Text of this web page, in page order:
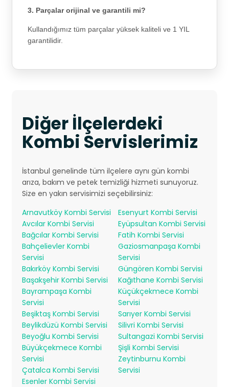
3. Parçalar orijinal ve garantili mi?
Kullandığımız tüm parçalar yüksek kaliteli ve 1 YIL
garantilidir.
Diğer İlçelerdeki
Kombi Servislerimiz
İstanbul genelinde tüm ilçelere aynı gün kombi
arıza, bakım ve petek temizliği hizmeti sunuyoruz.
Size en yakın servisimizi seçebilirsiniz:
Arnavutköy Kombi Servisi
Avcılar Kombi Servisi
Bağcılar Kombi Servisi
Bahçelievler Kombi
Servisi
Bakırköy Kombi Servisi
Başakşehir Kombi Servisi
Bayrampaşa Kombi
Servisi
Beşiktaş Kombi Servisi
Beylikdüzü Kombi Servisi
Beyoğlu Kombi Servisi
Büyükçekmece Kombi
Servisi
Çatalca Kombi Servisi
Esenler Kombi Servisi
Esenyurt Kombi Servisi
Eyüpsultan Kombi Servisi
Fatih Kombi Servisi
Gaziosmanpaşa Kombi
Servisi
Güngören Kombi Servisi
Kağıthane Kombi Servisi
Küçükçekmece Kombi
Servisi
Sarıyer Kombi Servisi
Silivri Kombi Servisi
Sultangazi Kombi Servisi
Şişli Kombi Servisi
Zeytinburnu Kombi
Servisi